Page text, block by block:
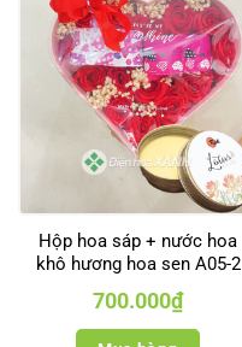
Hộp hoa sáp + nước hoa
khô hương hoa sen A05-2
700.000₫